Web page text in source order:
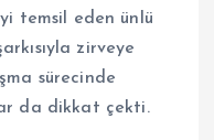
temsil eden ünlü
zirveye
sürecinde
da dikkat çekti.